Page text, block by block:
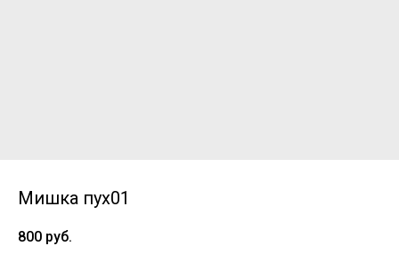
Мишка пух01
800 руб.